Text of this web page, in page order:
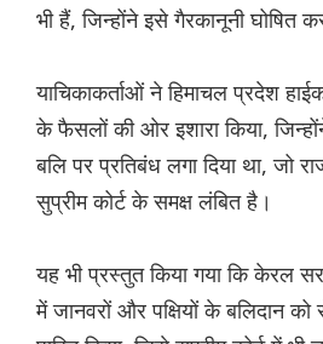
भी हैं, जिन्होंने इसे गैरकानूनी घोषित
याचिकाकर्ताओं ने हिमाचल प्रदेश
के फैसलों की ओर इशारा किया,
बलि पर प्रतिबंध लगा दिया था, जो
सुप्रीम कोर्ट के समक्ष लंबित है।
यह भी प्रस्तुत किया गया कि केरल
में जानवरों और पक्षियों के बलिदान